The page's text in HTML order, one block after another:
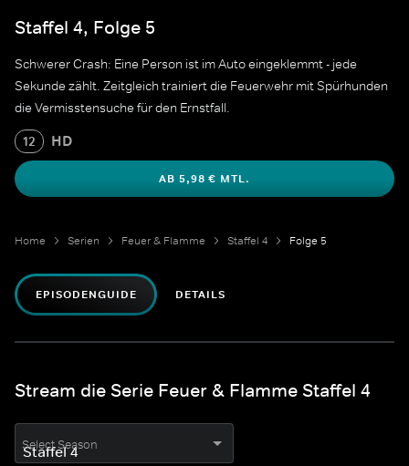
Staffel 4, Folge 5
Schwerer Crash: Eine Person ist im Auto eingeklemmt - jede
Sekunde zählt. Zeitgleich trainiert die Feuerwehr mit Spürhunden
die Vermisstensuche für den Ernstfall.
12 HD
AB 5,98 € MTL.
Home Serien Feuer & Flamme Staffel 4 Folge 5
EPISODENGUIDE DETAILS
Stream die Serie Feuer & Flamme Staffel 4
Select Season